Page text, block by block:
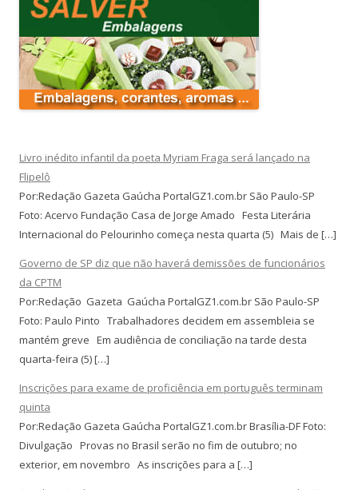
Livro inédito infantil da poeta Myriam Fraga será lançado na
Flipelô
Por:Redação Gazeta Gaúcha PortalGZ1.com.br São Paulo-SP
Foto: Acervo Fundação Casa de Jorge Amado Festa Literária
Internacional do Pelourinho começa nesta quarta (5) Mais de […]
Governo de SP diz que não haverá demissões de funcionários
da CPTM
Por:Redação Gazeta Gaúcha PortalGZ1.com.br São Paulo-SP
Foto: Paulo Pinto Trabalhadores decidem em assembleia se
mantém greve Em audiência de conciliação na tarde desta
quarta-feira (5) […]
Inscrições para exame de proficiência em português terminam
quinta
Por:Redação Gazeta Gaúcha PortalGZ1.com.br Brasília-DF Foto:
Divulgação Provas no Brasil serão no fim de outubro; no
exterior, em novembro As inscrições para a […]